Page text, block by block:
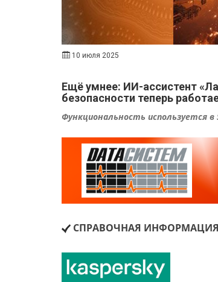
10 июля 2025
Ещё умнее: ИИ-ассистент
безопасности теперь
Функциональность используется в
СПРАВОЧНАЯ